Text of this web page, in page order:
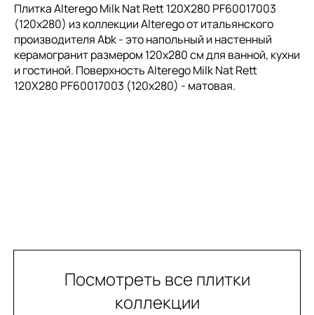
Плитка Alterego Milk Nat Rett 120X280 PF60017003
(120x280) из коллекции Alterego от итальянского
производителя Abk - это напольный и настенный
керамогранит размером 120x280 см для ванной, кухни
и гостиной. Поверхность Alterego Milk Nat Rett
120X280 PF60017003 (120x280) - матовая.
Посмотреть все плитки
коллекции